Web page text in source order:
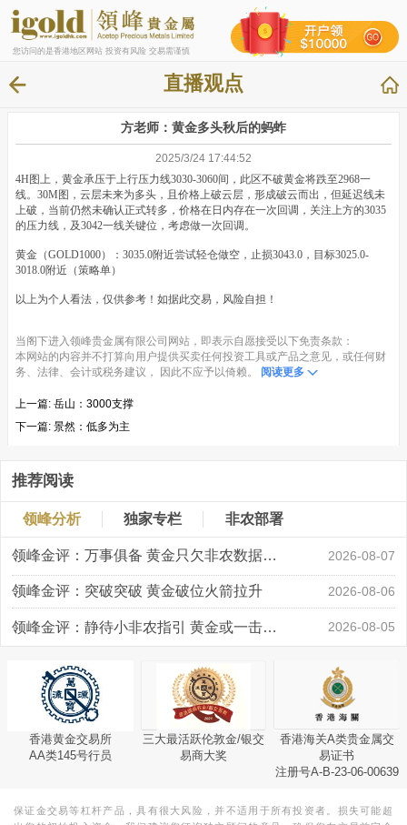
您访问的是香港地区网站 投资有风险 交易需谨慎
直播观点
方老师：黄金多头秋后的蚂蚱
2025/3/24 17:44:52
4H图上，黄金承压于上行压力线3030-3060间，此区不破黄金将跌至2968一
线。30M图，云层未来为多头，且价格上破云层，形成破云而出，但延迟线未
上破，当前仍然未确认正式转多，价格在日内存在一次回调，关注上方的3035
的压力线，及3042一线关键位，考虑做一次回调。
黄金（GOLD1000）：3035.0附近尝试轻仓做空，止损3043.0，目标3025.0-
3018.0附近（策略单）
以上为个人看法，仅供参考！如据此交易，风险自担！
当阁下进入领峰贵金属有限公司网站，即表示自愿接受以下免责条款：
本网站的内容并不打算向用户提供买卖任何投资工具或产品之意见，或任何财
务、法律、会计或税务建议， 因此不应予以倚赖。
阅读更多
上一篇: 岳山：3000支撑
下一篇: 景然：低多为主
推荐阅读
领峰分析 独家专栏 非农部署
领峰金评：万事俱备 黄金只欠非农数据“东风” 2026-08-07
领峰金评：突破突破 黄金破位火箭拉升 2026-08-06
领峰金评：静待小非农指引 黄金或一击破局 2026-08-05
香港黄金交易所
AA类145号行员
三大最活跃伦敦金/银交
易商大奖
香港海关A类贵金属交
易证书
注册号A-B-23-06-00639
保证金交易等杠杆产品，具有很大风险，并不适用于所有投资者。损失可能超